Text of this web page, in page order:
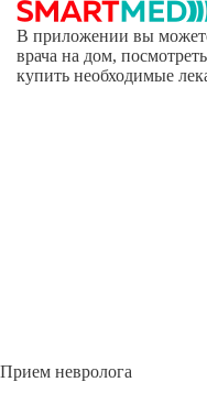
В приложении вы
врача на дом,
купить необходимые
Прием невролога